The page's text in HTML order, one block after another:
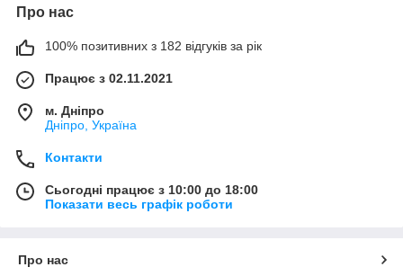
Про нас
100% позитивних з 182 відгуків за рік
Працює з 02.11.2021
м. Дніпро
Дніпро, Україна
Контакти
Сьогодні працює з 10:00 до 18:00
Показати весь графік роботи
Про нас